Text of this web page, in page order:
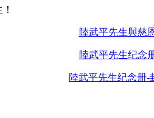
陸武平先生與慈
陸武平先生纪念
陸武平先生纪念册-